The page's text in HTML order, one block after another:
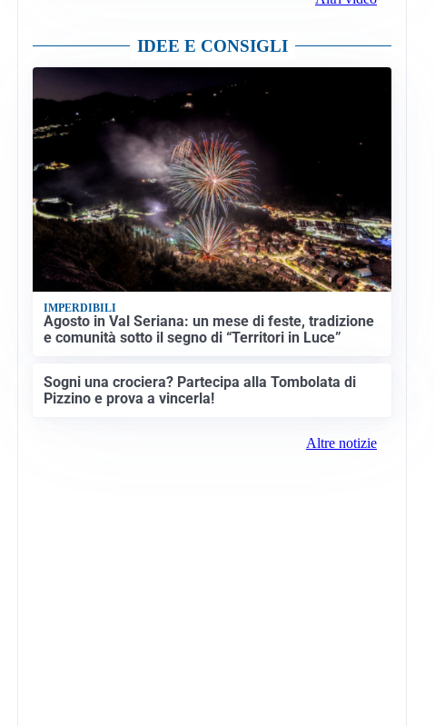
IDEE E CONSIGLI
IMPERDIBILI
Agosto in Val Seriana: un mese di feste, tradizione
e comunità sotto il segno di “Territori in Luce”
Sogni una crociera? Partecipa alla Tombolata di
Pizzino e prova a vincerla!
Altre notizie